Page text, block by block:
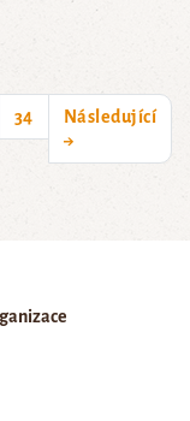
34
Následující
→